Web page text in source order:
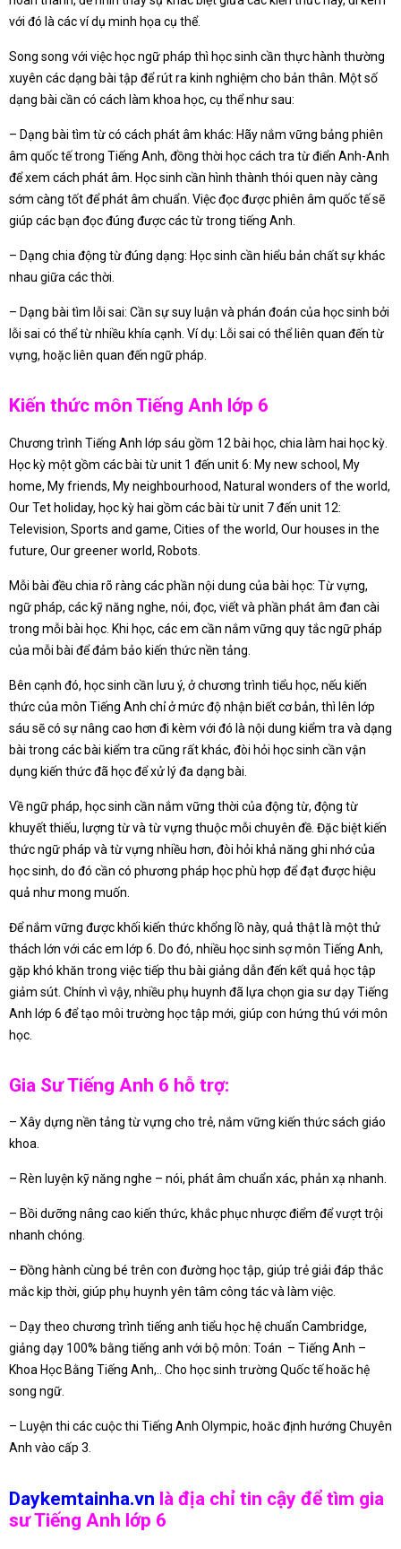
với đó là các ví dụ minh họa cụ thể.
Song song với việc học ngữ pháp thì học sinh cần thực hành thường
xuyên các dạng bài tập để rút ra kinh nghiệm cho bản thân. Một số
dạng bài cần có cách làm khoa học, cụ thể như sau:
– Dạng bài tìm từ có cách phát âm khác: Hãy nắm vững bảng phiên
âm quốc tế trong Tiếng Anh, đồng thời học cách tra từ điển Anh-Anh
để xem cách phát âm. Học sinh cần hình thành thói quen này càng
sớm càng tốt để phát âm chuẩn. Việc đọc được phiên âm quốc tế sẽ
giúp các bạn đọc đúng được các từ trong tiếng Anh.
– Dạng chia động từ đúng dạng: Học sinh cần hiểu bản chất sự khác
nhau giữa các thời.
– Dạng bài tìm lỗi sai: Cần sự suy luận và phán đoán của học sinh bởi
lỗi sai có thể từ nhiều khía cạnh. Ví dụ: Lỗi sai có thể liên quan đến từ
vựng, hoặc liên quan đến ngữ pháp.
Kiến thức môn Tiếng Anh lớp 6
Chương trình Tiếng Anh lớp sáu gồm 12 bài học, chia làm hai học kỳ.
Học kỳ một gồm các bài từ unit 1 đến unit 6: My new school, My
home, My friends, My neighbourhood, Natural wonders of the world,
Our Tet holiday, học kỳ hai gồm các bài từ unit 7 đến unit 12:
Television, Sports and game, Cities of the world, Our houses in the
future, Our greener world, Robots.
Mỗi bài đều chia rõ ràng các phần nội dung của bài học: Từ vựng,
ngữ pháp, các kỹ năng nghe, nói, đọc, viết và phần phát âm đan cài
trong mỗi bài học. Khi học, các em cần nắm vững quy tắc ngữ pháp
của mỗi bài để đảm bảo kiến thức nền tảng.
Bên cạnh đó, học sinh cần lưu ý, ở chương trình tiểu học, nếu kiến
thức của môn Tiếng Anh chỉ ở mức độ nhận biết cơ bản, thì lên lớp
sáu sẽ có sự nâng cao hơn đi kèm với đó là nội dung kiểm tra và dạng
bài trong các bài kiểm tra cũng rất khác, đòi hỏi học sinh cần vận
dụng kiến thức đã học để xử lý đa dạng bài.
Về ngữ pháp, học sinh cần nắm vững thời của động từ, động từ
khuyết thiếu, lượng từ và từ vựng thuộc mỗi chuyên đề. Đặc biệt kiến
thức ngữ pháp và từ vựng nhiều hơn, đòi hỏi khả năng ghi nhớ của
học sinh, do đó cần có phương pháp học phù hợp để đạt được hiệu
quả như mong muốn.
Để nắm vững được khối kiến thức khổng lồ này, quả thật là một thử
thách lớn với các em lớp 6. Do đó, nhiều học sinh sợ môn Tiếng Anh,
gặp khó khăn trong việc tiếp thu bài giảng dẫn đến kết quả học tập
giảm sút. Chính vì vậy, nhiều phụ huynh đã lựa chọn gia sư dạy Tiếng
Anh lớp 6 để tạo môi trường học tập mới, giúp con hứng thú với môn
học.
Gia Sư Tiếng Anh 6 hỗ trợ:
– Xây dựng nền tảng từ vựng cho trẻ, nắm vững kiến thức sách giáo
khoa.
– Rèn luyện kỹ năng nghe – nói, phát âm chuẩn xác, phản xạ nhanh.
– Bồi dưỡng nâng cao kiến thức, khắc phục nhược điểm để vượt trội
nhanh chóng.
– Đồng hành cùng bé trên con đường học tập, giúp trẻ giải đáp thắc
mắc kịp thời, giúp phụ huynh yên tâm công tác và làm việc.
– Dạy theo chương trình tiếng anh tiểu học hệ chuẩn Cambridge,
giảng dạy 100% bằng tiếng anh với bộ môn: Toán – Tiếng Anh –
Khoa Học Bằng Tiếng Anh,.. Cho học sinh trường Quốc tế hoăc hệ
song ngữ.
– Luyện thi các cuộc thi Tiếng Anh Olympic, hoăc định hướng Chuyên
Anh vào cấp 3.
Daykemtainha.vn là địa chỉ tin cậy để tìm gia
sư Tiếng Anh lớp 6